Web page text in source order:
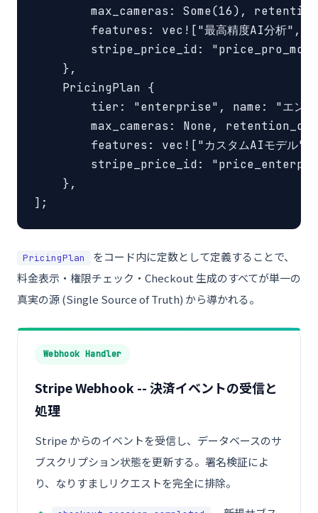
max_cameras: Some(16),
features: vec!["最高精度AI分析",
stripe_price_id:
    },
    PricingPlan {
tier: "enterprise", name: "エン
max_cameras: None,
features: vec!["カスタムAIモデル",
stripe_price_id:
    },
];
PricingPlan
をコード内に定数として定義することで、
料金表示・権限チェック・Checkout 生成のすべてが単一の
真実の源 (Single Source of Truth) から導かれる。
Webhook Handler
Stripe Webhook -- 決済イベントの受信と
処理
Stripe からのイベントを受信し、データベースのサ
ブスクリプション状態を更新する。署名検証によ
り、なりすましリクエストを完全に排除。